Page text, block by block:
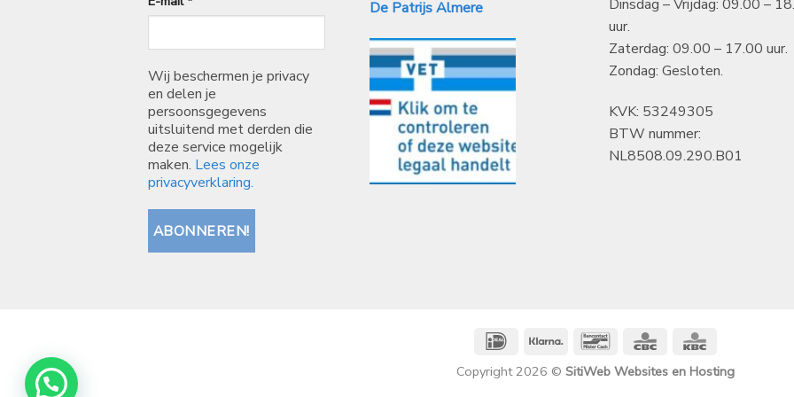
Wij beschermen je privacy
en delen je
persoonsgegevens
uitsluitend met derden die
deze service mogelijk
maken. Lees onze
privacyverklaring.
De Patrijs Almere
Dinsdag – Vrijdag: 09.00 –
uur.
Zaterdag: 09.00 – 17.00 uur.
Zondag: Gesloten.
KVK: 53249305
BTW nummer:
NL8508.09.290.B01
IDeal Klarna BancontactCBC
Copyright 2026 © SitiWeb Websites en Hosting